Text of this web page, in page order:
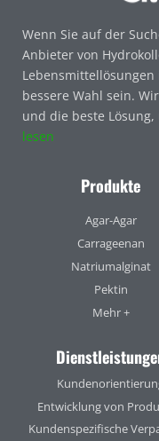
Wenn Sie auf der
Anbieter von
bessere Wahl sein.
und die beste
lesen
Produkte
Agar-Agar
Carrageenan
Natriumalginat
Pektin
Mehr +
Entwicklung von
Kundenspezifische